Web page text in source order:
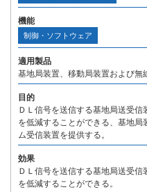
機能
制御・ソフトウェア
適用製品
基地局装置、移動局装置および無
目的
ＤＬ信号を送信する基地局送受
を低減することができる、基地
ム受信装置を提供する。
効果
ＤＬ信号を送信する基地局送受
を低減することができる。